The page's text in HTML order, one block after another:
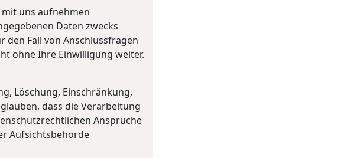
uns aufnehmen
Daten zwecks
Fall von Anschlussfragen
ohne Ihre Einwilligung weiter.
Löschung, Einschränkung,
dass die Verarbeitung
Ansprüche
Aufsichtsbehörde